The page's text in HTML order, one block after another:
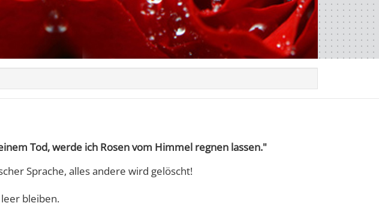
Tod, werde ich Rosen vom Himmel regnen lassen."
Sprache, alles andere wird gelöscht!
bleiben.